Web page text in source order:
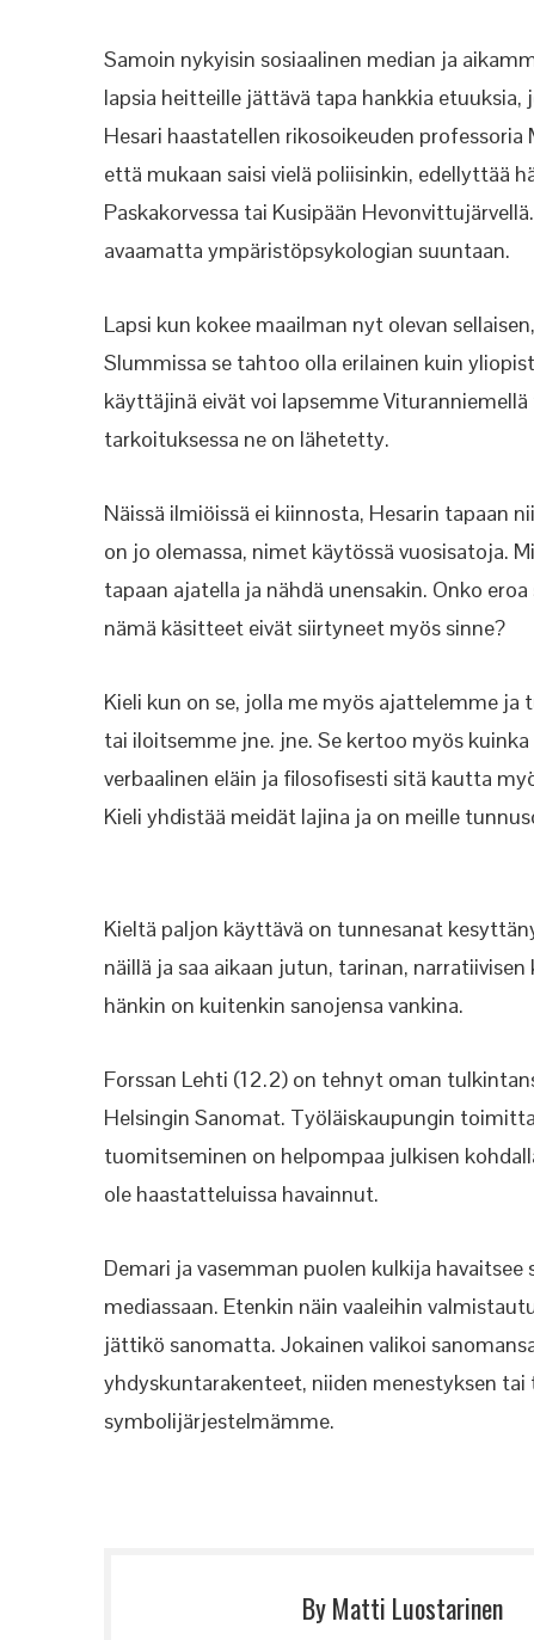
Samoin nykyisin sosiaalinen median ja
lapsia heitteille jättävä tapa hankkia
Hesari haastatellen rikosoikeuden
että mukaan saisi vielä poliisinkin, edellyttää
Paskakorvessa tai Kusipään
avaamatta ympäristöpsykologian suuntaan.
Lapsi kun kokee maailman nyt olevan
Slummissa se tahtoo olla erilainen kuin
käyttäjinä eivät voi lapsemme
tarkoituksessa ne on lähetetty.
Näissä ilmiöissä ei kiinnosta, Hesarin tapaan
on jo olemassa, nimet käytössä vuosisatoja.
tapaan ajatella ja nähdä unensakin. Onko
nämä käsitteet eivät siirtyneet myös sinne?
Kieli kun on se, jolla me myös ajattelemme
tai iloitsemme jne. jne. Se kertoo myös
verbaalinen eläin ja filosofisesti sitä kautta
Kieli yhdistää meidät lajina ja on meille
Kieltä paljon käyttävä on tunnesanat
näillä ja saa aikaan jutun, tarinan,
hänkin on kuitenkin sanojensa vankina.
Forssan Lehti (12.2) on tehnyt oman
Helsingin Sanomat. Työläiskaupungin
tuomitseminen on helpompaa julkisen
ole haastatteluissa havainnut.
Demari ja vasemman puolen kulkija
mediassaan. Etenkin näin vaaleihin
jättikö sanomatta. Jokainen valikoi
yhdyskuntarakenteet, niiden menestyksen
symbolijärjestelmämme.
By Matti Luostarinen